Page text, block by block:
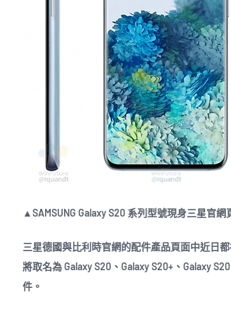
▲SAMSUNG Galaxy S20 系列型號現身三星官
三星德國與比利時官網的配件產品頁面中近日
將取名為 Galaxy S20、Galaxy S20+、Galaxy
件。